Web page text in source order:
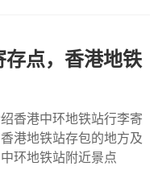
点，香港地铁
香港中环地铁站行李寄
港地铁站存包的地方及
环地铁站附近景点